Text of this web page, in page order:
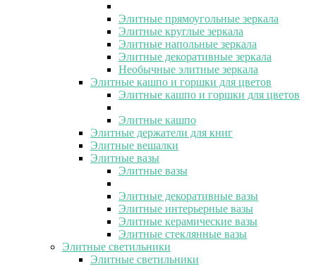
Элитные прямоугольные зеркала
Элитные круглые зеркала
Элитные напольные зеркала
Элитные декоративные зеркала
Необычные элитные зеркала
Элитные кашпо и горшки для цветов
Элитные кашпо и горшки для цветов
Элитные кашпо
Элитные держатели для книг
Элитные вешалки
Элитные вазы
Элитные вазы
Элитные декоративные вазы
Элитные интерьерные вазы
Элитные керамические вазы
Элитные стеклянные вазы
Элитные светильники
Элитные светильники